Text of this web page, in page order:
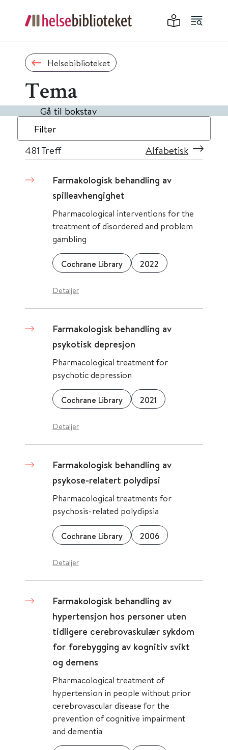
Helsebiblioteket
Tema
Gå til bokstav
Filter
481 Treff Alfabetisk
Farmakologisk behandling av
spilleavhengighet
Pharmacological interventions for the
treatment of disordered and problem
gambling
Cochrane Library 2022
Detaljer
Farmakologisk behandling av
psykotisk depresjon
Pharmacological treatment for
psychotic depression
Cochrane Library 2021
Detaljer
Farmakologisk behandling av
psykose-relatert polydipsi
Pharmacological treatments for
psychosis-related polydipsia
Cochrane Library 2006
Detaljer
Farmakologisk behandling av
hypertensjon hos personer uten
tidligere cerebrovaskulær sykdom
for forebygging av kognitiv svikt
og demens
Pharmacological treatment of
hypertension in people without prior
cerebrovascular disease for the
prevention of cognitive impairment
and dementia